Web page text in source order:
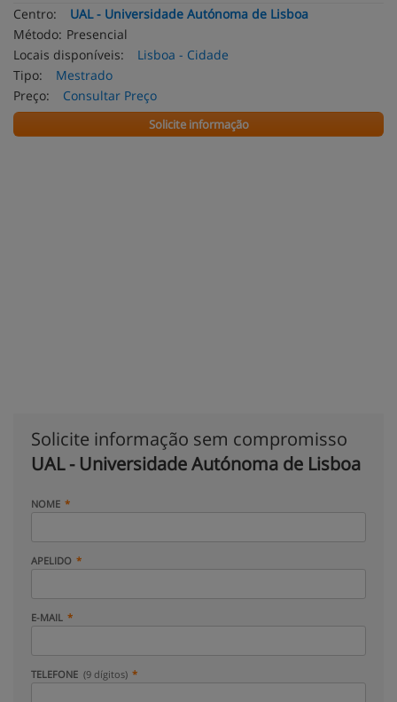
Centro:
UAL - Universidade Autónoma de Lisboa
Método: Presencial
Locais disponíveis:
Lisboa - Cidade
Tipo:
Mestrado
Preço:
Consultar Preço
Solicite informação
Solicite informação sem compromisso
UAL - Universidade Autónoma de Lisboa
NOME
APELIDO
E-MAIL
TELEFONE (9 dígitos)